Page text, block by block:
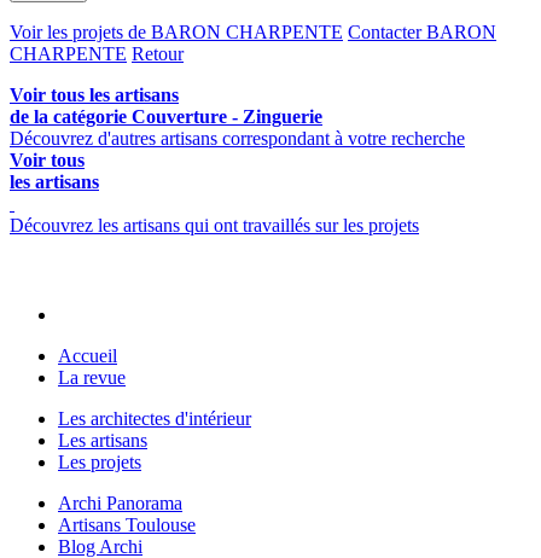
Voir les projets de BARON CHARPENTE Contacter BARON
CHARPENTE Retour
Voir tous les artisans
de la catégorie Couverture - Zinguerie
Découvrez d'autres artisans correspondant à votre recherche
Voir tous
les artisans
Découvrez les artisans qui ont travaillés sur les projets
Accueil
La revue
Les architectes d'intérieur
Les artisans
Les projets
Archi Panorama
Artisans Toulouse
Blog Archi